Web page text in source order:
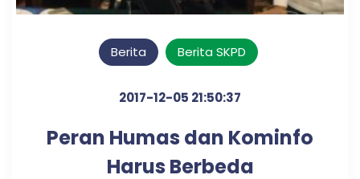
Berita Berita SKPD
2017-12-05 21:50:37
Peran Humas dan Kominfo
Harus Berbeda